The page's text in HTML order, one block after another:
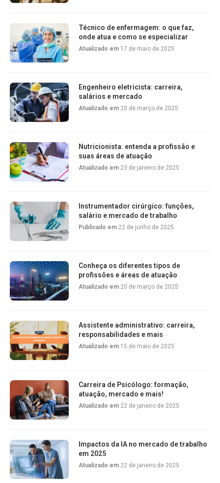
Técnico de enfermagem: o que faz,
onde atua e como se especializar
Atualizado em 17 de maio de 2025
Engenheiro eletricista: carreira,
salários e mercado
Atualizado em 20 de março de 2025
Nutricionista: entenda a profissão e
suas áreas de atuação
Atualizado em 23 de janeiro de 2025
Instrumentador cirúrgico: funções,
salário e mercado de trabalho
Publicado em 22 de junho de 2025
Conheça os diferentes tipos de
profissões e áreas de atuação
Atualizado em 20 de março de 2025
Assistente administrativo: carreira,
responsabilidades e mais
Atualizado em 15 de maio de 2025
Carreira de Psicólogo: formação,
atuação, mercado e mais!
Atualizado em 22 de janeiro de 2025
Impactos da IA no mercado de trabalho
em 2025
Atualizado em 22 de janeiro de 2025